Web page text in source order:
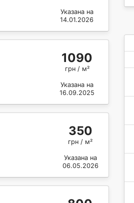
Указана на
14.01.2026
1090
грн / м²
Указана на
16.09.2025
350
грн / м²
Указана на
06.05.2026